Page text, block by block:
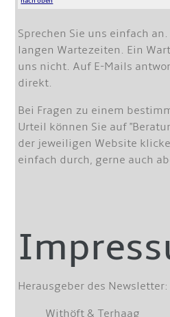
Sprechen Sie uns einfach
langen Wartezeiten. Ein
uns nicht. Auf E-Mails
direkt.
Bei Fragen zu einem
Urteil können Sie auf
der jeweiligen Website
einfach durch, gerne auch
Herausgeber des Newsletter:
Withöft & Terhaag